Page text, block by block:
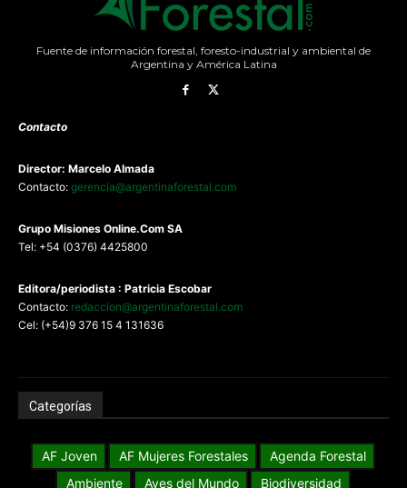
Fuente de información forestal, foresto-industrial y ambiental de
Argentina y América Latina
Contacto
Director: Marcelo Almada
Contacto: gerencia@argentinaforestal.com
Grupo Misiones Online.Com SA
Tel: +54 (0376) 4425800
Editora/periodista : Patricia Escobar
Contacto: redaccion@argentinaforestal.com
Cel: (+54)9 376 15 4 131636
Categorías
AF Joven AF Mujeres Forestales
Agenda Forestal
Ambiente
Aves del Mundo
Biodiversidad